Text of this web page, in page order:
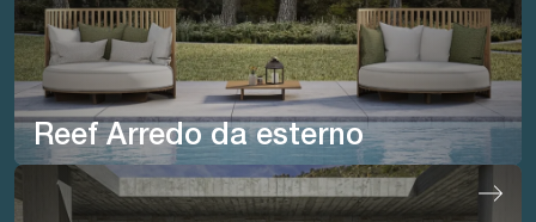
Reef Arredo da esterno